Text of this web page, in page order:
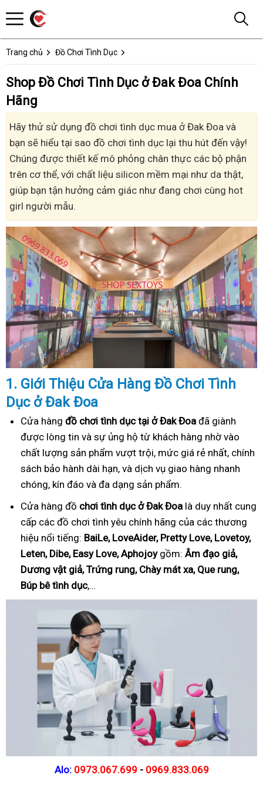
Trang chủ Đồ Chơi Tình Dục
Shop Đồ Chơi Tình Dục ở Đak Đoa Chính
Hãng
Hãy thử sử dụng đồ chơi tình dục mua ở Đak Đoa và
bạn sẽ hiểu tại sao đồ chơi tình dục lại thu hút đến vậy!
Chúng được thiết kế mô phỏng chân thực các bộ phận
trên cơ thể, với chất liệu silicon mềm mại như da thật,
giúp bạn tận hưởng cảm giác như đang chơi cùng hot
girl người mẫu.
1. Giới Thiệu Cửa Hàng Đồ Chơi Tình
Dục ở Đak Đoa
Cửa hàng đồ chơi tình dục tại ở Đak Đoa đã giành
được lòng tin và sự ủng hộ từ khách hàng nhờ vào
chất lượng sản phẩm vượt trội, mức giá rẻ nhất, chính
sách bảo hành dài hạn, và dịch vụ giao hàng nhanh
chóng, kín đáo và đa dạng sản phẩm.
Cửa hàng đồ chơi tình dục ở Đak Đoa là duy nhất cung
cấp các đồ chơi tình yêu chính hãng của các thương
hiệu nổi tiếng: BaiLe, LoveAider, Pretty Love, Lovetoy,
Leten, Dibe, Easy Love, Aphojoygồm: Âm đạo giả,
Dương vật giả, Trứng rung, Chày mát xa, Que rung,
Búp bê tình dục,…
Alo: 0973.067.699 - 0969.833.069